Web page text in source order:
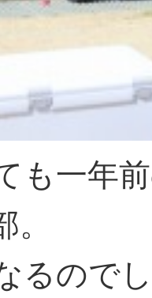
も一年
るので